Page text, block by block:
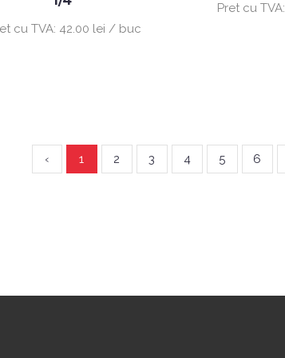
cu TVA: 42.00 lei / buc
Pret cu TVA:
‹ 1 2 3 4 5 6